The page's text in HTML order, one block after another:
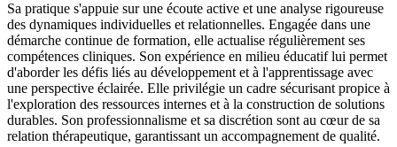
Sa pratique s'appuie sur une écoute active et une analyse rigoureuse
des dynamiques individuelles et relationnelles. Engagée dans une
démarche continue de formation, elle actualise régulièrement ses
compétences cliniques. Son expérience en milieu éducatif lui permet
d'aborder les défis liés au développement et à l'apprentissage avec
une perspective éclairée. Elle privilégie un cadre sécurisant propice à
l'exploration des ressources internes et à la construction de solutions
durables. Son professionnalisme et sa discrétion sont au cœur de sa
relation thérapeutique, garantissant un accompagnement de qualité.